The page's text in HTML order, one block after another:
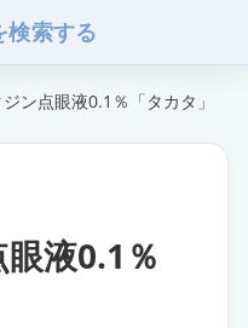
検索する
ン点眼液0.1％「タカタ」
液0.1％